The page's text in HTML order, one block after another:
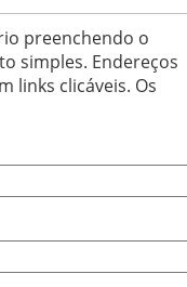
preenchendo o
simples. Endereços
links clicáveis. Os